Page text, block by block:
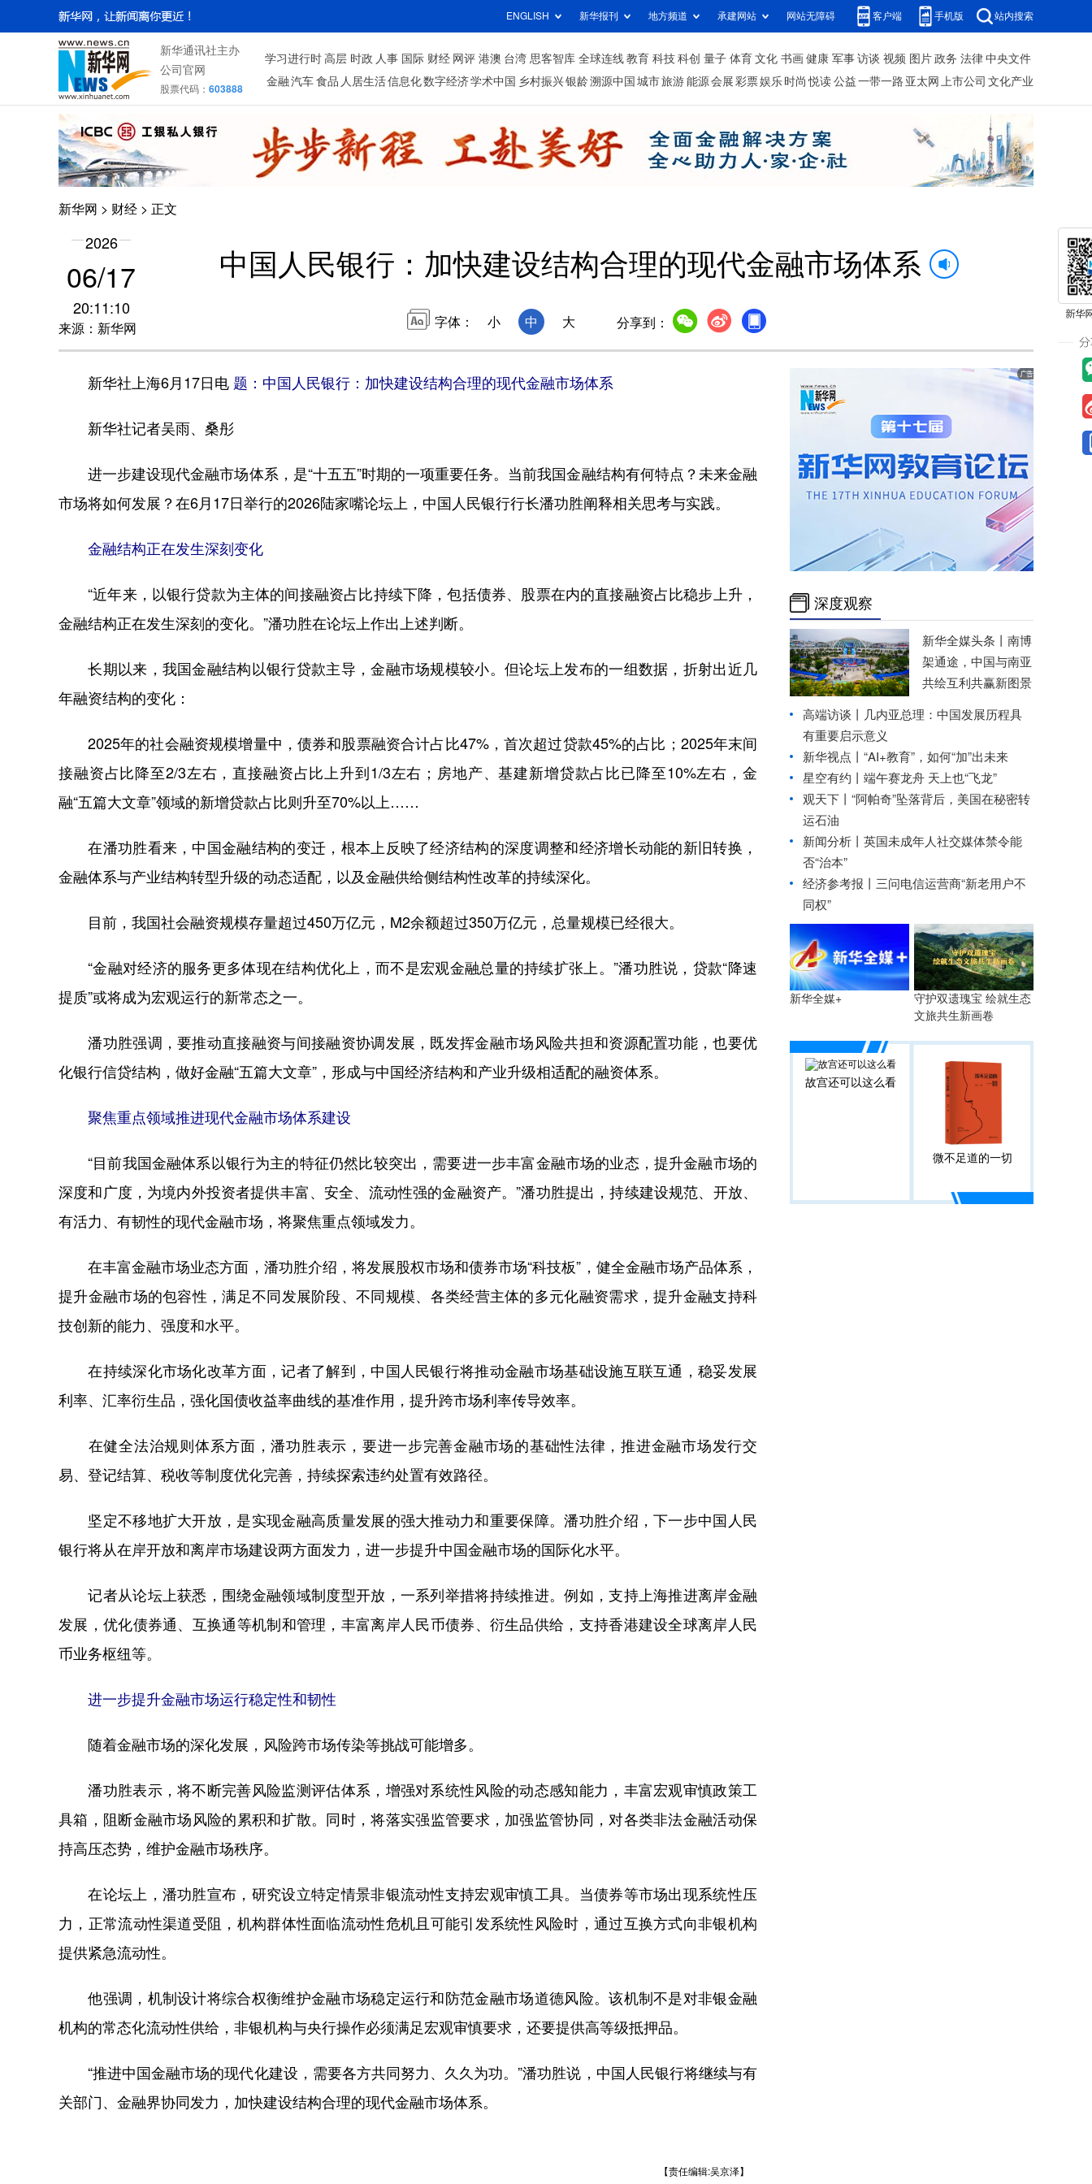
ENGLISH 新华报刊 地方频道 承建网站 网站无障碍 客户端 手机版 站内搜索
新华通讯社主办
公司官网
股票代码： 603888
学习进行时 高层 时政 人事 国际 财经 网评 港澳 台湾 思客智库 全球连线 教育 科技 科创 量子 体育 文化 书画 健康 军事 访谈 视频 图片 政务 法律 中央文件
金融 汽车 食品 人居生活信息化数字经济学术中国 乡村振兴银龄溯源中国 城市旅游 能源 会展 彩票娱乐 时尚 悦读 公益 一带一路 亚太网 上市公司 文化产业
新华网 > 财经 > 正文
2026
06/17
20:11:10
来源：新华网
中国人民银行：加快建设结构合理的现代金融市场体系
字体： 小 中 大 分享到：
新华社上海6月17日电 题：中国人民银行：加快建设结构合理的现代金融市场体系
新华社记者吴雨、桑彤
进一步建设现代金融市场体系，是“十五五”时期的一项重要任务。当前我国金融结构有何特点？未来金融
市场将如何发展？在6月17日举行的2026陆家嘴论坛上，中国人民银行行长潘功胜阐释相关思考与实践。
金融结构正在发生深刻变化
“近年来，以银行贷款为主体的间接融资占比持续下降，包括债券、股票在内的直接融资占比稳步上升，
金融结构正在发生深刻的变化。”潘功胜在论坛上作出上述判断。
长期以来，我国金融结构以银行贷款主导，金融市场规模较小。但论坛上发布的一组数据，折射出近几
年融资结构的变化：
2025年的社会融资规模增量中，债券和股票融资合计占比47%，首次超过贷款45%的占比；2025年末间
接融资占比降至2/3左右，直接融资占比上升到1/3左右；房地产、基建新增贷款占比已降至10%左右，金
融“五篇大文章”领域的新增贷款占比则升至70%以上……
在潘功胜看来，中国金融结构的变迁，根本上反映了经济结构的深度调整和经济增长动能的新旧转换，
金融体系与产业结构转型升级的动态适配，以及金融供给侧结构性改革的持续深化。
目前，我国社会融资规模存量超过450万亿元，M2余额超过350万亿元，总量规模已经很大。
“金融对经济的服务更多体现在结构优化上，而不是宏观金融总量的持续扩张上。”潘功胜说，贷款“降速
提质”或将成为宏观运行的新常态之一。
潘功胜强调，要推动直接融资与间接融资协调发展，既发挥金融市场风险共担和资源配置功能，也要优
化银行信贷结构，做好金融“五篇大文章”，形成与中国经济结构和产业升级相适配的融资体系。
聚焦重点领域推进现代金融市场体系建设
“目前我国金融体系以银行为主的特征仍然比较突出，需要进一步丰富金融市场的业态，提升金融市场的
深度和广度，为境内外投资者提供丰富、安全、流动性强的金融资产。”潘功胜提出，持续建设规范、开放、
有活力、有韧性的现代金融市场，将聚焦重点领域发力。
在丰富金融市场业态方面，潘功胜介绍，将发展股权市场和债券市场“科技板”，健全金融市场产品体系，
提升金融市场的包容性，满足不同发展阶段、不同规模、各类经营主体的多元化融资需求，提升金融支持科
技创新的能力、强度和水平。
在持续深化市场化改革方面，记者了解到，中国人民银行将推动金融市场基础设施互联互通，稳妥发展
利率、汇率衍生品，强化国债收益率曲线的基准作用，提升跨市场利率传导效率。
在健全法治规则体系方面，潘功胜表示，要进一步完善金融市场的基础性法律，推进金融市场发行交
易、登记结算、税收等制度优化完善，持续探索违约处置有效路径。
坚定不移地扩大开放，是实现金融高质量发展的强大推动力和重要保障。潘功胜介绍，下一步中国人民
银行将从在岸开放和离岸市场建设两方面发力，进一步提升中国金融市场的国际化水平。
记者从论坛上获悉，围绕金融领域制度型开放，一系列举措将持续推进。例如，支持上海推进离岸金融
发展，优化债券通、互换通等机制和管理，丰富离岸人民币债券、衍生品供给，支持香港建设全球离岸人民
币业务枢纽等。
进一步提升金融市场运行稳定性和韧性
随着金融市场的深化发展，风险跨市场传染等挑战可能增多。
潘功胜表示，将不断完善风险监测评估体系，增强对系统性风险的动态感知能力，丰富宏观审慎政策工
具箱，阻断金融市场风险的累积和扩散。同时，将落实强监管要求，加强监管协同，对各类非法金融活动保
持高压态势，维护金融市场秩序。
在论坛上，潘功胜宣布，研究设立特定情景非银流动性支持宏观审慎工具。当债券等市场出现系统性压
力，正常流动性渠道受阻，机构群体性面临流动性危机且可能引发系统性风险时，通过互换方式向非银机构
提供紧急流动性。
他强调，机制设计将综合权衡维护金融市场稳定运行和防范金融市场道德风险。该机制不是对非银金融
机构的常态化流动性供给，非银机构与央行操作必须满足宏观审慎要求，还要提供高等级抵押品。
“推进中国金融市场的现代化建设，需要各方共同努力、久久为功。”潘功胜说，中国人民银行将继续与有
关部门、金融界协同发力，加快建设结构合理的现代金融市场体系。
【责任编辑:吴京泽】
深度观察
新华全媒头条丨 南博
架通途，中国与南亚
共绘互利共赢新图景
高端访谈丨几内亚总理：中国发展历程具
有重要启示意义
新华视点丨 “AI+教育”，如何“加”出未来
星空有约丨 端午赛龙舟 天上也“飞龙”
观天下丨“阿帕奇”坠落背后，美国在秘密转
运石油
新闻分析丨英国未成年人社交媒体禁令能
否“治本”
经济参考报丨 三问电信运营商“新老用户不
同权”
新华全媒+
守护双遗瑰宝 绘就生态
文旅共生新画卷
故宫还可以这么看
微不足道的一切